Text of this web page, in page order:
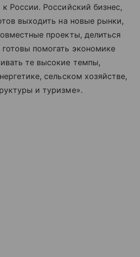
России. Российский бизнес,
выходить на новые рынки,
проекты, делиться
помогать экономике
те высокие темпы,
сельском хозяйстве,
и туризме».